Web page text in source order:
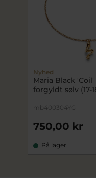
Nyhed
Maria Black
forgyldt sølv (17-
mb400304YG
750,00 kr
På lager